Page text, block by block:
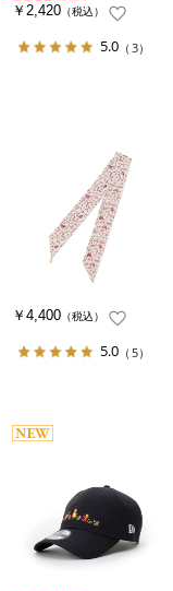
￥2,420 （税込）
5.0 （3）
￥4,400 （税込）
5.0 （5）